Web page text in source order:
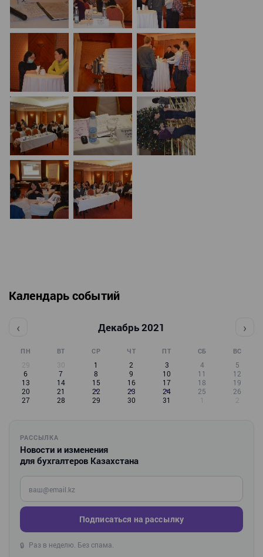
Календарь событий
‹ Декабрь 2021 ›
ПН ВТ СР ЧТ ПТ СБ ВС
29 30 1 2 3 4
5
6
7 8 9 10 11
12
13
14 15 16 17 18
19
20
21 22 23 24 25
26
27
28 29 30 31 1 2
РАССЫЛКА
Новости и изменения
для бухгалтеров Казахстана
Введите ваш e-mail
Подписаться на рассылку
🔒 Раз в неделю. Без спама.